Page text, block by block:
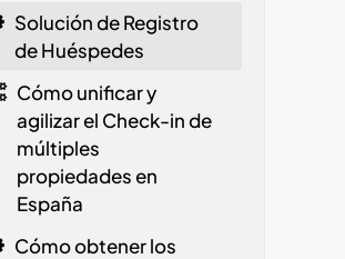
Solución de Registro
de Huéspedes
Cómo unificar y
agilizar el Check-in de
múltiples
propiedades en
España
Cómo obtener los